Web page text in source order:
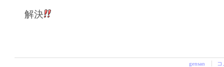
解決
gensan